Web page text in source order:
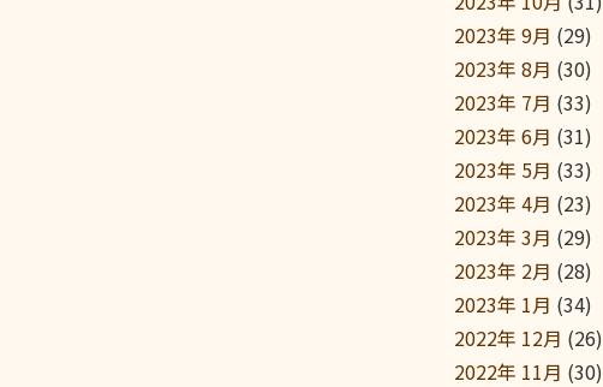
2023年 9月 (29)
2023年 8月 (30)
2023年 7月 (33)
2023年 6月 (31)
2023年 5月 (33)
2023年 4月 (23)
2023年 3月 (29)
2023年 2月 (28)
2023年 1月 (34)
2022年 12月 (26)
2022年 11月 (30)